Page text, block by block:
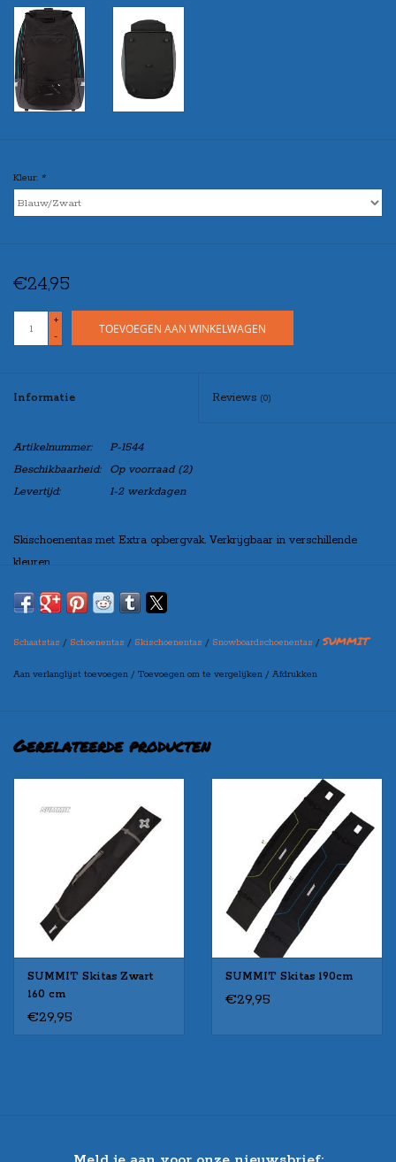
Kleur: *
€24,95
+
-
TOEVOEGEN AAN WINKELWAGEN
Informatie Reviews (0)
Artikelnummer:
P-1544
Beschikbaarheid:
Op voorraad(2)
Levertijd:
1-2 werkdagen
Skischoenentas met Extra opbergvak. Verkrijgbaar in verschillende
kleuren.
Incl draagband en Adreslabel
Schaatstas / Schoenentas / Skischoenentas / Snowboardschoenentas / SUMMIT
Aan verlanglijst toevoegen / Toevoegen om te vergelijken / Afdrukken
Gerelateerde producten
SUMMIT Skitas Zwart
160 cm
€29,95
SUMMIT Skitas 190cm
€29,95